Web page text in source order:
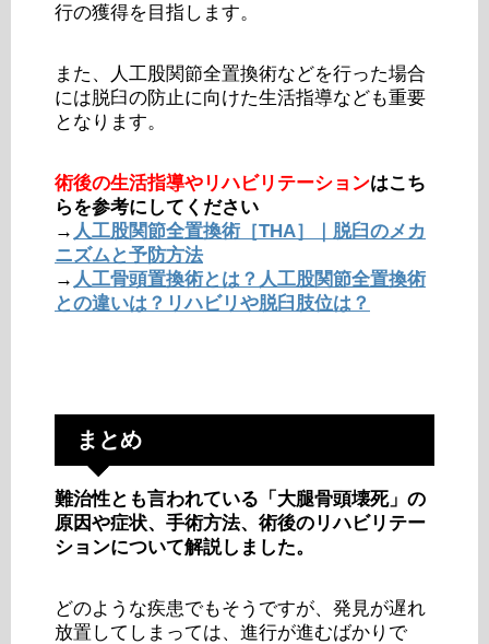
行の獲得を目指します。
また、人工股関節全置換術などを行った場合
には脱臼の防止に向けた生活指導なども重要
となります。
術後の生活指導やリハビリテーションはこち
らを参考にしてください
→ 人工股関節全置換術［THA］｜脱臼のメカ
ニズムと予防方法
→ 人工骨頭置換術とは？人工股関節全置換術
との違いは？リハビリや脱臼肢位は？
まとめ
難治性とも言われている「大腿骨頭壊死」の
原因や症状、手術方法、術後のリハビリテー
ションについて解説しました。
どのような疾患でもそうですが、発見が遅れ
放置してしまっては、進行が進むばかりで